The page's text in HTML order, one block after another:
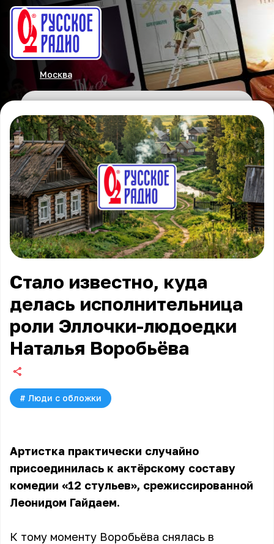
Москва
Стало известно, куда
делась исполнительница
роли Эллочки-людоедки
Наталья Воробьёва
# Люди с обложки
Артистка практически случайно
присоединилась к актёрскому составу
комедии «12 стульев», срежиссированной
Леонидом Гайдаем.
К тому моменту Воробьёва снялась в